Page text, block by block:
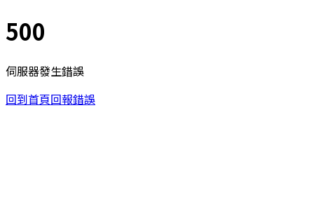
500
伺服器發生錯誤
回到首頁回報錯誤